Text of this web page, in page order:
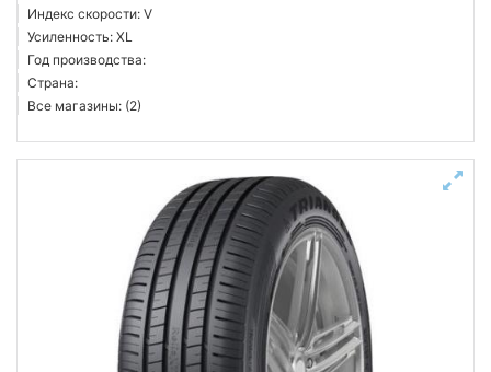
Индекс скорости: V
Усиленность: XL
Год производства:
Страна:
Все магазины: (2)